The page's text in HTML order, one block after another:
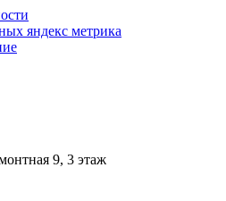
яндекс метрика
9, 3 этаж